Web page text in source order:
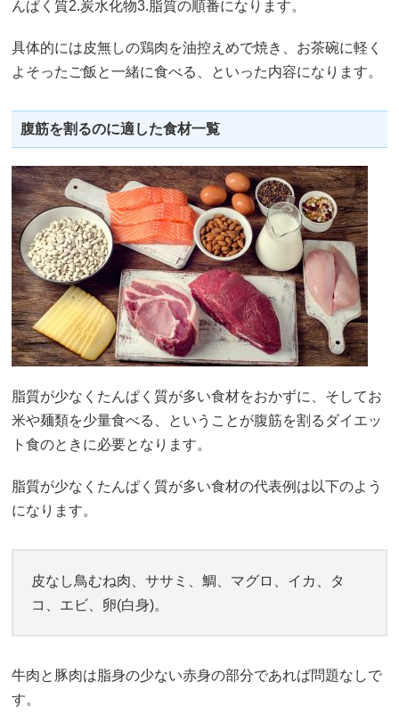
んぱく質2.炭水化物3.脂質の順番になります。
具体的には皮無しの鶏肉を油控えめで焼き、お茶碗に軽く
よそったご飯と一緒に食べる、といった内容になります。
腹筋を割るのに適した食材一覧
脂質が少なくたんぱく質が多い食材をおかずに、そしてお
米や麺類を少量食べる、ということが腹筋を割るダイエッ
ト食のときに必要となります。
脂質が少なくたんぱく質が多い食材の代表例は以下のよう
になります。
皮なし鳥むね肉、ササミ、鯛、マグロ、イカ、タ
コ、エビ、卵(白身)。
牛肉と豚肉は脂身の少ない赤身の部分であれば問題なしで
す。